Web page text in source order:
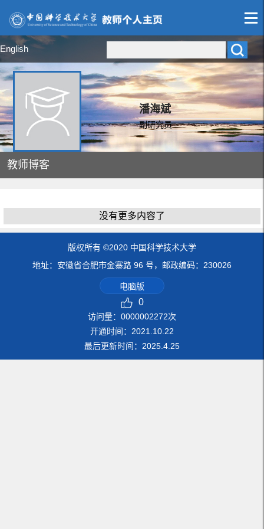
English
潘海斌
副研究员
教师博客
没有更多内容了
版权所有 ©2020 中国科学技术大学
地址：安徽省合肥市金寨路 96 号，邮政编码：230026
电脑版
0
访问量： 0000002272次
开通时间： 2021 10 22
最后更新时间： 2025 4 25